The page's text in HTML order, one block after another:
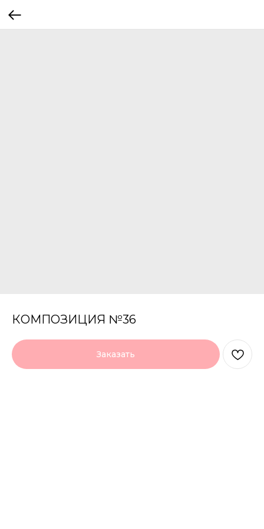
КОМПОЗИЦИЯ №36
Заказать